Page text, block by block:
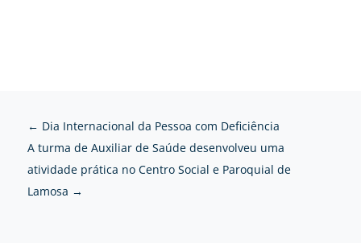
← Dia Internacional da Pessoa com Deficiência
A turma de Auxiliar de Saúde desenvolveu uma
atividade prática no Centro Social e Paroquial de
Lamosa →